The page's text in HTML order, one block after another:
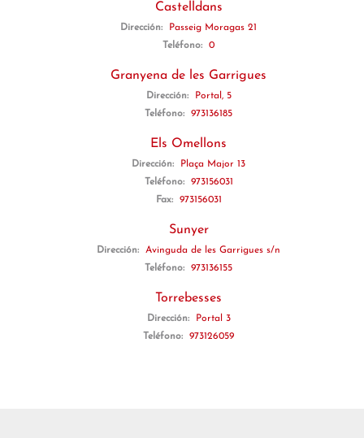
Castelldans
Dirección:
Passeig Moragas 21
Teléfono:
0
Granyena de les Garrigues
Dirección:
Portal, 5
Teléfono:
973136185
Els Omellons
Dirección:
Plaça Major 13
Teléfono:
973156031
Fax:
973156031
Sunyer
Dirección:
Avinguda de les Garrigues s/n
Teléfono:
973136155
Torrebesses
Dirección:
Portal 3
Teléfono:
973126059